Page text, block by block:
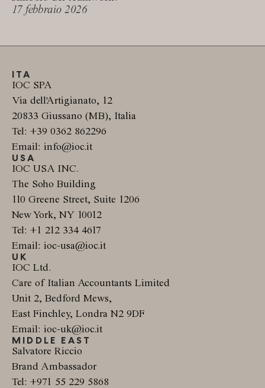
17 febbraio 2026
ITA
IOC SPA
Via dell'Artigianato, 12
20833 Giussano (MB), Italia
Tel: +39 0362 862296
Email: info@ioc.it
USA
IOC USA INC.
The Soho Building
110 Greene Street, Suite 1206
New York, NY 10012
Tel: +1 212 334 4617
Email: ioc-usa@ioc.it
UK
IOC Ltd.
Care of Italian Accountants Limited
Unit 2, Bedford Mews,
East Finchley, Londra N2 9DF
Email: ioc-uk@ioc.it
MIDDLE EAST
Salvatore Riccio
Brand Ambassador
Tel: +971 55 229 5868